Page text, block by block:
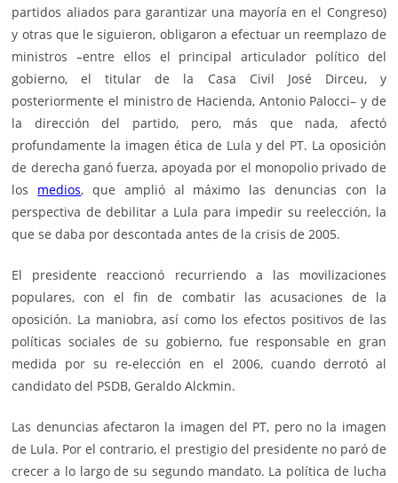
partidos aliados para garantizar una mayoría en el Congreso)
y otras que le siguieron, obligaron a efectuar un reemplazo de
ministros –entre ellos el principal articulador político del
gobierno, el titular de la Casa Civil José Dirceu, y
posteriormente el ministro de Hacienda, Antonio Palocci– y de
la dirección del partido, pero, más que nada, afectó
profundamente la imagen ética de Lula y del PT. La oposición
de derecha ganó fuerza, apoyada por el monopolio privado de
los medios, que amplió al máximo las denuncias con la
perspectiva de debilitar a Lula para impedir su reelección, la
que se daba por descontada antes de la crisis de 2005.
El presidente reaccionó recurriendo a las movilizaciones
populares, con el fin de combatir las acusaciones de la
oposición. La maniobra, así como los efectos positivos de las
políticas sociales de su gobierno, fue responsable en gran
medida por su re-elección en el 2006, cuando derrotó al
candidato del PSDB, Geraldo Alckmin.
Las denuncias afectaron la imagen del PT, pero no la imagen
de Lula. Por el contrario, el prestigio del presidente no paró de
crecer a lo largo de su segundo mandato. La política de lucha